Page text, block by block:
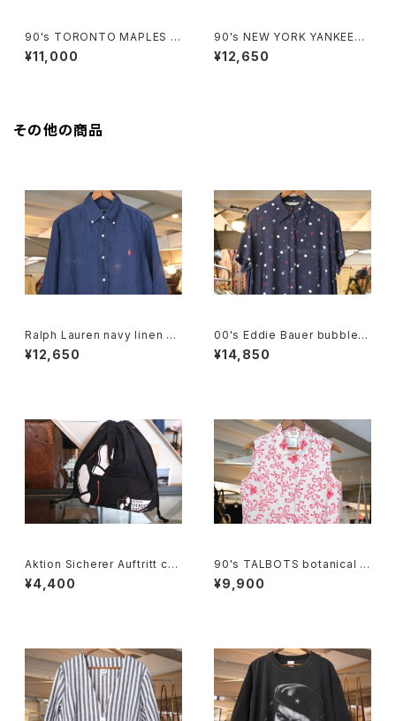
90's TORONTO MAPLES L
EAFS black cotton Tee "M
ade in CANADA"
¥11,000
90's NEW YORK YANKEES
embroidered logo pocket
Tee
¥12,650
その他の商品
Ralph Lauren navy linen B.
D. Shirt
¥12,650
00's Eddie Bauer bubble d
ot rayon shirt maxi Dress
¥14,850
Aktion Sicherer Auftritt cot
ton promotional drawstrin
g Bag
¥4,400
90's TALBOTS botanical s
croll printed Irish linen sle
eveless Shirt
¥9,900